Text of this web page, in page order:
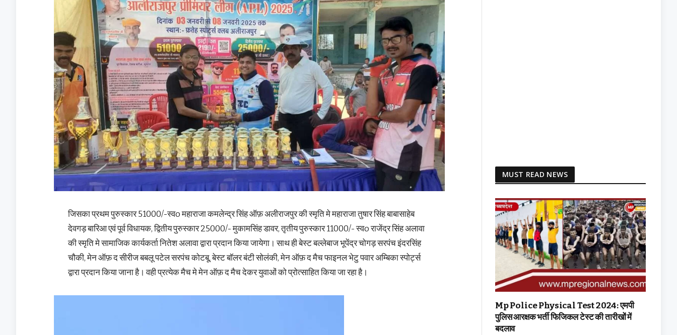
जिसका प्रथम पुरुस्कार 51000/-स्वo महाराजा कमलेन्द्र सिंह ऑफ़ अलीराजपुर की स्मृति मे महाराजा तुषार सिंह बाबासाहेब
देवगड़ बारिआ एवं पूर्व विधायक, द्वितीय पुरुस्कार 25000/- मुकामसिंह डावर, तृतीय पुरुस्कार 11000/- स्वo राजेंद्र सिंह अलावा
की स्मृति मे सामाजिक कार्यकर्ता नितेश अलावा द्वारा प्रदान किया जायेगा। साथ ही बेस्ट बल्लेबाज भूपेंद्र चोगड़ सरपंच इंदरसिंह
चौकी, मेन ऑफ़ द सीरीज बबलू पटेल सरपंच कोटबू, बेस्ट बॉलर बंटी सोलंकी, मेन ऑफ़ द मैच फाइनल भेटु पवार अम्बिका स्पोर्ट्स
द्वारा प्रदान किया जाना है। वही प्रत्येक मैच मे मेन ऑफ़ द मैच देकर युवाओं को प्रोत्साहित किया जा रहा है।
MUST READ NEWS
Mp Police Physical Test 2024: एमपी
पुलिस आरक्षक भर्ती फिजिकल टेस्ट की तारीखों में
बदलाव